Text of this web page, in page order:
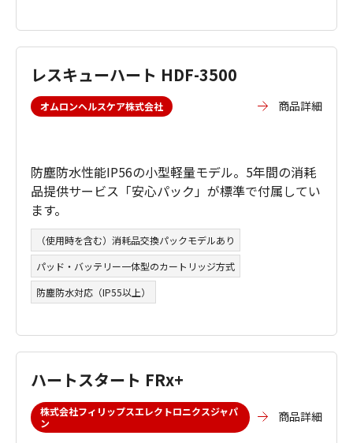
レスキューハート HDF-3500
オムロンヘルスケア株式会社 商品詳細
防塵防水性能IP56の小型軽量モデル。5年間の消耗
品提供サービス「安心パック」が標準で付属してい
ます。
（使用時を含む）消耗品交換パックモデルあり
パッド・バッテリー一体型のカートリッジ方式
防塵防水対応（IP55以上）
ハートスタート FRx+
株式会社フィリップスエレクトロニクスジャパ
ン
商品詳細